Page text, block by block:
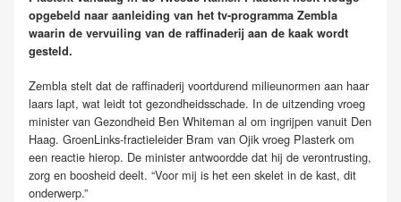
opgebeld naar aanleiding van het tv-programma Zembla
waarin de vervuiling van de raffinaderij aan de kaak wordt
gesteld.
Zembla stelt dat de raffinaderij voortdurend milieunormen aan haar
laars lapt, wat leidt tot gezondheidsschade. In de uitzending vroeg
minister van Gezondheid Ben Whiteman al om ingrijpen vanuit Den
Haag. GroenLinks-fractieleider Bram van Ojik vroeg Plasterk om
een reactie hierop. De minister antwoordde dat hij de verontrusting,
zorg en boosheid deelt. “Voor mij is het een skelet in de kast, dit
onderwerp.”